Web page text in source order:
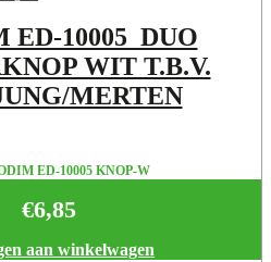
ED-10005 DUO
WIT T.B.V.
MERTEN
ED-10005 KNOP-W
€6,85
aan winkelwagen